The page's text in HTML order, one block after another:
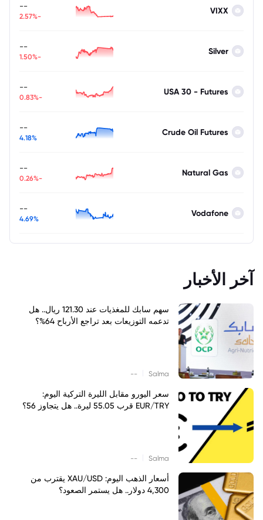
VIXX
--
-2.57%
Silver
--
-1.50%
USA 30 - Futures
--
-0.83%
Crude Oil Futures
--
4.18%
Natural Gas
--
-0.26%
Vodafone
--
4.69%
آخر الأخبار
سهم سابك للمغذيات عند 121.30 ريال.. هل
تدعمه التوزيعات بعد تراجع الأرباح 64%؟
Salma
--
سعر اليورو مقابل الليرة التركية اليوم:
EUR/TRY قرب 55.05 ليرة.. هل يتجاوز 56؟
Salma
--
أسعار الذهب اليوم: XAU/USD يقترب من
4,300 دولار.. هل يستمر الصعود؟